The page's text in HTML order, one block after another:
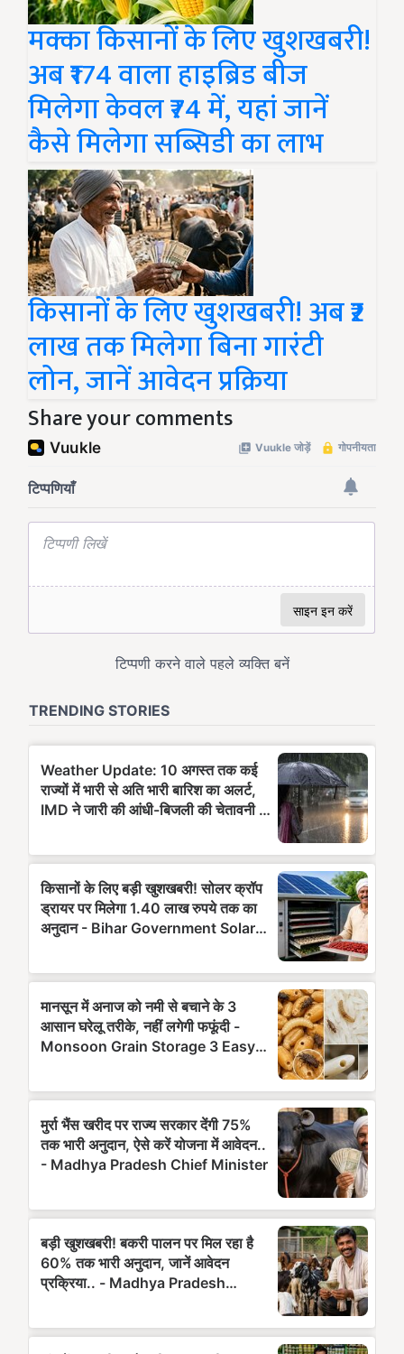
मक्का किसानों के लिए खुशखबरी!
अब ₹174 वाला हाइब्रिड बीज
मिलेगा केवल ₹74 में, यहां जानें
कैसे मिलेगा सब्सिडी का लाभ
किसानों के लिए खुशखबरी! अब ₹2
लाख तक मिलेगा बिना गारंटी
लोन, जानें आवेदन प्रक्रिया
Share your comments